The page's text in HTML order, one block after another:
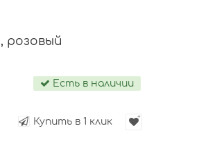
розовый
Есть в наличии
Купить в 1 клик